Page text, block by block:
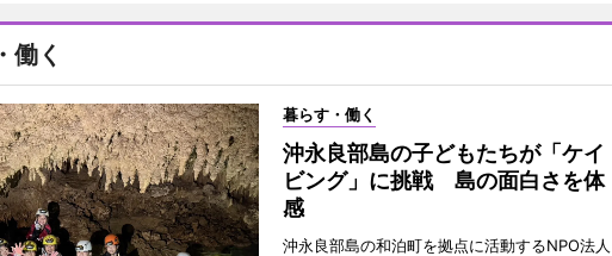
働く
暮らす・働く
沖永良部島の子どもたちが「ケイ
ビング」に挑戦 島の面白さを体
感
沖永良部島の和泊町を拠点に活動するNPO法人